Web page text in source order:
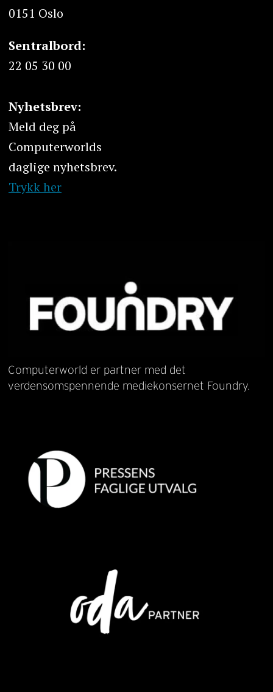
0151 Oslo
Sentralbord:
22 05 30 00
Nyhetsbrev:
Meld deg på
Computerworlds
daglige nyhetsbrev.
Trykk her
Computerworld er partner med det
verdensomspennende mediekonsernet Foundry.